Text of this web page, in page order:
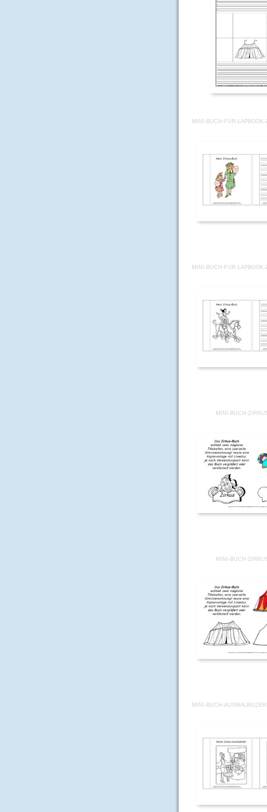
MINI-BUCH-FÜR-
MINI-BUCH-FÜR-
MINI-BUCH-
MINI-BUCH-
MINI-BUCH-